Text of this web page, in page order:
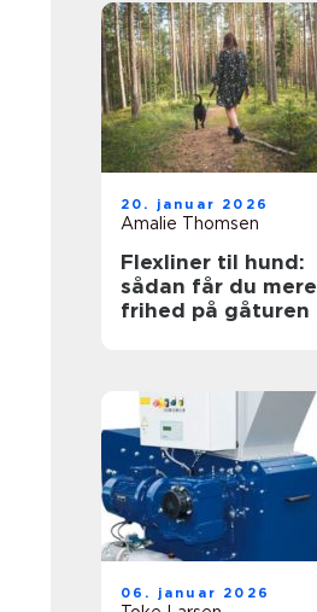
20. januar 2026
Amalie Thomsen
Flexliner til hund:
sådan får du mere
frihed på gåturen
06. januar 2026